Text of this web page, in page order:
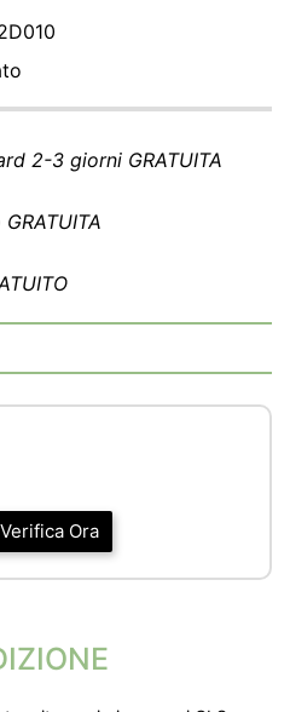
2-3 giorni GRATUITA
Verifica Ora